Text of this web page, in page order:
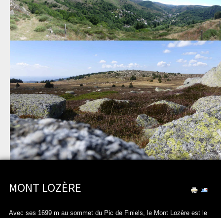
MONT LOZÈRE
Avec ses 1699 m au sommet du Pic de Finiels, le Mont Lozère est le